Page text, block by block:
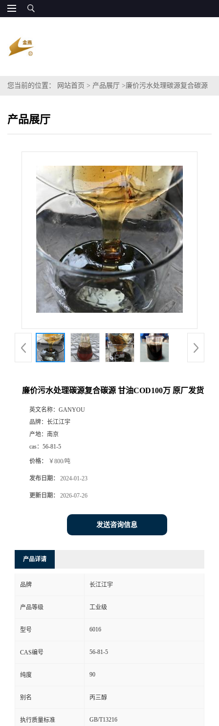
您当前的位置： 网站首页 > 产品展厅 >廉价污水处理碳源复合碳源
产品展厅
廉价污水处理碳源复合碳源 甘油COD100万 原厂发货
英文名称： GANYOU
品牌： 长江江宇
产地： 南京
cas： 56-81-5
价格： ￥800/吨
发布日期： 2024-01-23
更新日期： 2026-07-26
发送咨询信息
产品详请
品牌 长江江宇
产品等级 工业级
型号 6016
CAS编号 56-81-5
纯度 90
别名 丙三醇
执行质量标准 GB/T13216